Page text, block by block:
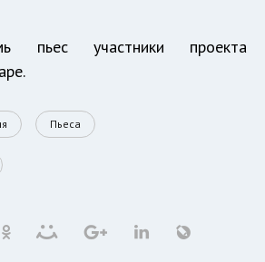
пьес участники проекта
Пьеса